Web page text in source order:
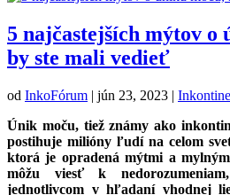
5 najčastejších mýtov o
by ste mali vedieť
od InkoFórum | jún 23, 2023 |
Únik moču, tiež známy ako
postihuje milióny ľudí na celom
ktorá je opradená mýtmi a
môžu viesť k
jednotlivcom v hľadaní vhodnej